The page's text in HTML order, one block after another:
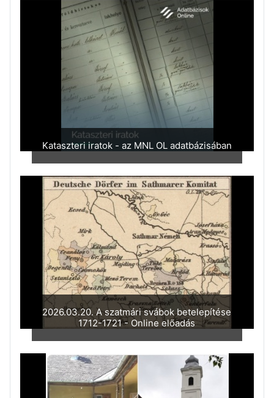
Kataszteri iratok - az MNL OL adatbázisában
2026.03.20. A szatmári svábok betelepítése
1712-1721 - Online előadás